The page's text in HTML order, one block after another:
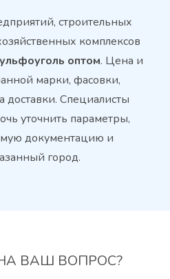
строительных
комплексов
оптом. Цена и
марки, фасовки,
доставки. Специалисты
уточнить параметры,
документацию и
город.
ВАШ ВОПРОС?